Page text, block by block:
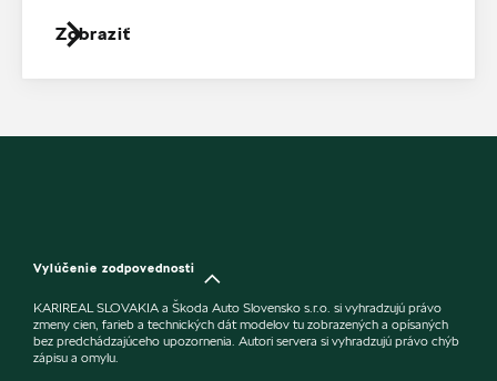
Zobraziť
Vylúčenie zodpovednosti
KARIREAL SLOVAKIA a Škoda Auto Slovensko s.r.o. si vyhradzujú právo
zmeny cien, farieb a technických dát modelov tu zobrazených a opísaných
bez predchádzajúceho upozornenia. Autori servera si vyhradzujú právo chýb
zápisu a omylu.